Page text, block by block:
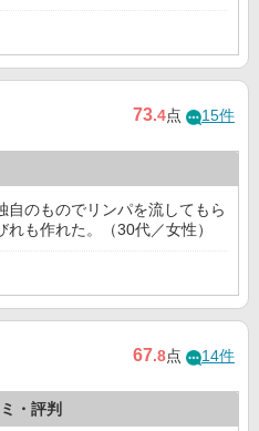
73.4点 15件
自のものでリンパを流してもら
も作れた。（30代／女性）
67.8点 14件
・評判